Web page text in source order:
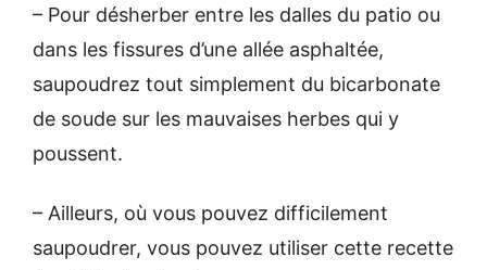
– Pour désherber entre les dalles du patio ou
dans les fissures d’une allée asphaltée,
saupoudrez tout simplement du bicarbonate
de soude sur les mauvaises herbes qui y
poussent.
– Ailleurs, où vous pouvez difficilement
saupoudrer, vous pouvez utiliser cette recette